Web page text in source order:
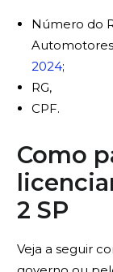
Número do
2024;
RG,
CPF.
Como
2 SP
Veja a seguir